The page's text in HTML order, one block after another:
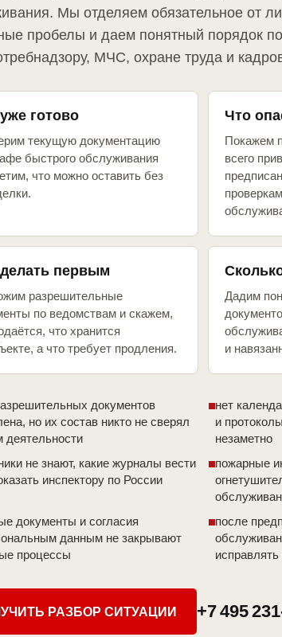
Мы отделяем обязательное от
пробелы и даем понятный порядок
МЧС, охране труда и
готово
текущую документацию
быстрого обслуживания
что можно оставить без
Что
Покажем
всего
первым
разрешительные
по ведомствам и скажем,
что хранится
а что требует продления.
Дадим
и
документов
но их состав никто не сверял
деятельности
нет
и
незаметно
не знают, какие журналы вести
инспектору по России
пожарные
документы и согласия
данным не закрывают
процессы
после
РАЗБОР СИТУАЦИИ +7 495